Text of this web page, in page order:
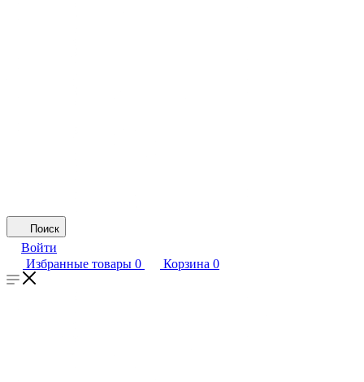
Поиск
Войти
Избранные товары 0 Корзина 0